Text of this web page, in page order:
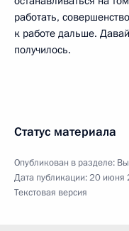
работать,
к работе дальше.
получилось.
Статус материала
Опубликован в разделе:
Дата публикации:20 июня
Текстовая версия